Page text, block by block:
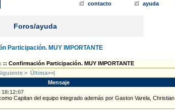
contacto ayuda
Foros/ayuda
Participación. MUY IMPORTANTE
:: Confirmación Participación. MUY IMPORTANTE
> Última>>|
Mensaje
Capitan del equipo integrado además por Gaston Varela, Christian